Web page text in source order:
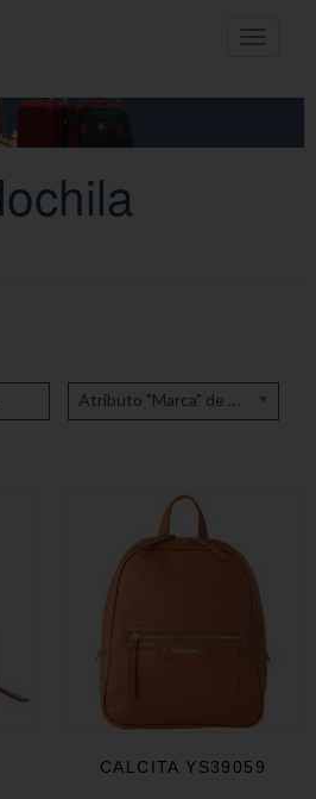
Toggle
Atributo "Marca" de produto
CALCITA YS39059